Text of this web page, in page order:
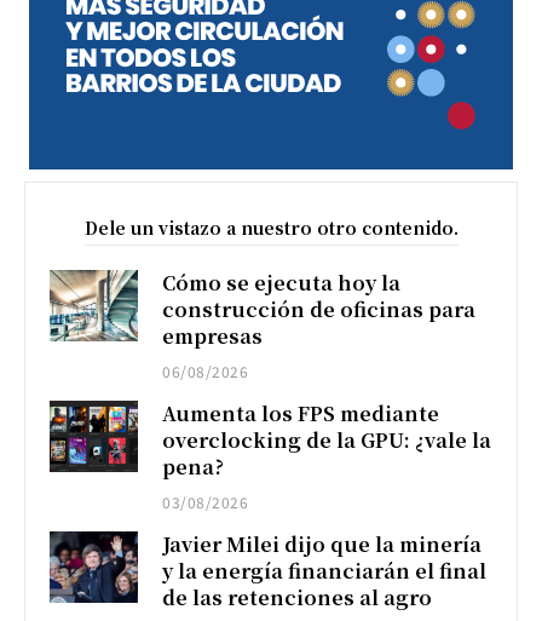
Dele un vistazo a nuestro otro contenido.
Cómo se ejecuta hoy la
construcción de oficinas para
empresas
06/08/2026
Aumenta los FPS mediante
overclocking de la GPU: ¿vale la
pena?
03/08/2026
Javier Milei dijo que la minería
y la energía financiarán el final
de las retenciones al agro